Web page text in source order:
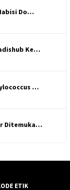
Do…
Ke…
…
Ditemuka…
ETIK